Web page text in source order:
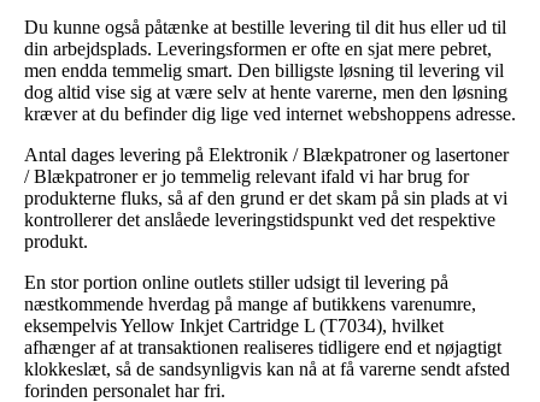
Du kunne også påtænke at bestille levering til dit hus eller ud til
din arbejdsplads. Leveringsformen er ofte en sjat mere pebret,
men endda temmelig smart. Den billigste løsning til levering vil
dog altid vise sig at være selv at hente varerne, men den løsning
kræver at du befinder dig lige ved internet webshoppens adresse.
Antal dages levering på Elektronik / Blækpatroner og lasertoner
/ Blækpatroner er jo temmelig relevant ifald vi har brug for
produkterne fluks, så af den grund er det skam på sin plads at vi
kontrollerer det anslåede leveringstidspunkt ved det respektive
produkt.
En stor portion online outlets stiller udsigt til levering på
næstkommende hverdag på mange af butikkens varenumre,
eksempelvis Yellow Inkjet Cartridge L (T7034), hvilket
afhænger af at transaktionen realiseres tidligere end et nøjagtigt
klokkeslæt, så de sandsynligvis kan nå at få varerne sendt afsted
forinden personalet har fri.